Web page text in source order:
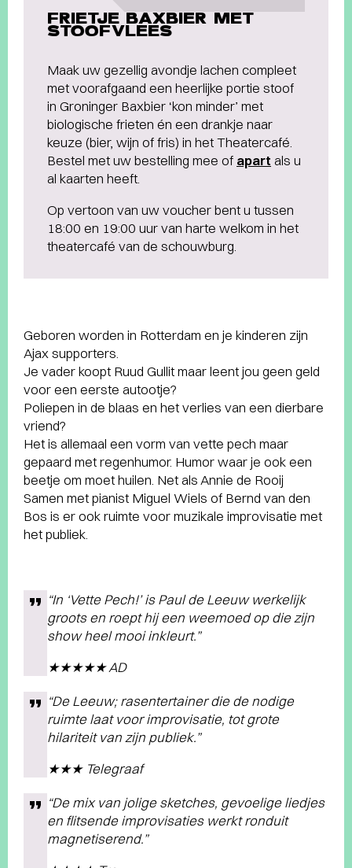
FRIETJE BAXBIER MET
STOOFVLEES
Maak uw gezellig avondje lachen compleet
met voorafgaand een heerlijke portie stoof
in Groninger Baxbier ‘kon minder’ met
biologische frieten én een drankje naar
keuze (bier, wijn of fris) in het Theatercafé.
Bestel met uw bestelling mee of apart als u
al kaarten heeft.
Op vertoon van uw voucher bent u tussen
18:00 en 19:00 uur van harte welkom in het
theatercafé van de schouwburg.
Geboren worden in Rotterdam en je kinderen zijn
Ajax supporters.
Je vader koopt Ruud Gullit maar leent jou geen geld
voor een eerste autootje?
Poliepen in de blaas en het verlies van een dierbare
vriend?
Het is allemaal een vorm van vette pech maar
gepaard met regenhumor. Humor waar je ook een
beetje om moet huilen. Net als Annie de Rooij
Samen met pianist Miguel Wiels of Bernd van den
Bos is er ook ruimte voor muzikale improvisatie met
het publiek.
“In ‘Vette Pech!’ is Paul de Leeuw werkelijk
groots en roept hij een weemoed op die zijn
show heel mooi inkleurt.”
★★★★★ AD
“De Leeuw; rasentertainer die de nodige
ruimte laat voor improvisatie, tot grote
hilariteit van zijn publiek.”
★★★ Telegraaf
“De mix van jolige sketches, gevoelige liedjes
en flitsende improvisaties werkt ronduit
magnetiserend.”